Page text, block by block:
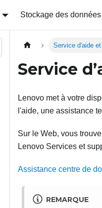
Stockage des données
Service d'aide
Service
Lenovo met à votre
l'aide, une assistance
Sur le Web, vous
Lenovo Services et
Assistance centre de
REMARQUE